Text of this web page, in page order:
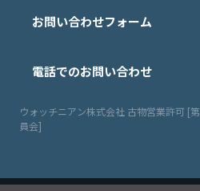
お問い合わせフォーム
電話でのお問い合わせ
ウォッチニアン株式会社 古物営業許可 [
員会]